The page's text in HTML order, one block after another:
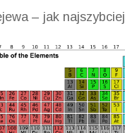
– jak najszybciej